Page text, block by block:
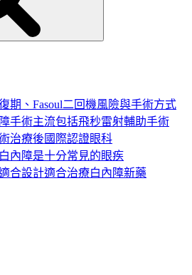
期、Fasoul二回機風險與手術方式
手術主流包括飛秒雷射輔助手術
治療後國際認證眼科
內障是十分常見的眼疾
合設計適合治療白內障新藥